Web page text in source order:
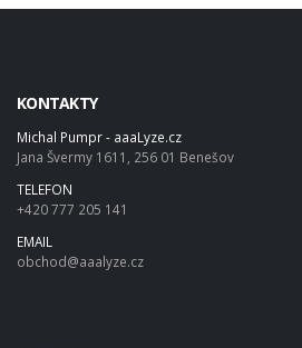
KONTAKTY
Michal Pumpr - aaaLyze.cz
Jana Švermy 1611, 256 01 Benešov
TELEFON
+420 777 205 141
EMAIL
obchod@aaalyze.cz